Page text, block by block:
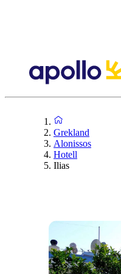
Grekland
Alonissos
Hotell
Ilias